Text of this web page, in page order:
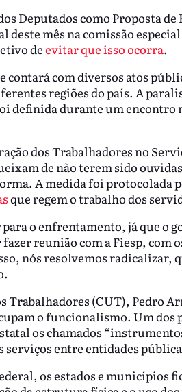
Deputados como Proposta
deste mês na comissão
deevitar que isso ocorra.
contará com diversos atos
regiões do país. A
definida durante um encontro
dos Trabalhadores no
de não terem sido
A medida foi protocolada
que regem o trabalho dos
o enfrentamento, já que o
reunião com a Fiesp, com
nós resolvemos radicalizar,
(CUT), Pedro
o funcionalismo. Um dos
os chamados
entre entidades
os estados e municípios